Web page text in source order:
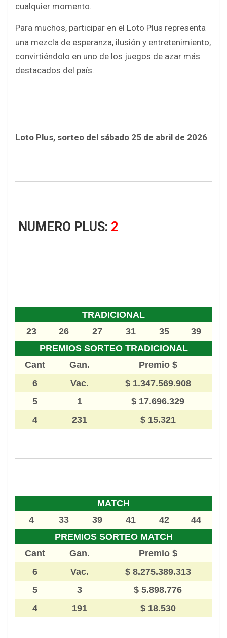
cualquier momento.
Para muchos, participar en el Loto Plus representa
una mezcla de esperanza, ilusión y entretenimiento,
convirtiéndolo en uno de los juegos de azar más
destacados del país.
Loto Plus, sorteo del sábado 25 de abril de 2026
NUMERO PLUS: 2
TRADICIONAL
23
26 27 31 35
39
PREMIOS SORTEO TRADICIONAL
Cant
Gan.
Premio $
6
Vac.
$ 1.347.569.908
5
1
$ 17.696.329
4
231 $ 15.321
MATCH
4
33 39 41 42
44
PREMIOS SORTEO MATCH
Cant
Gan.
Premio $
6
Vac.
$ 8.275.389.313
5
3
$ 5.898.776
4
191 $ 18.530